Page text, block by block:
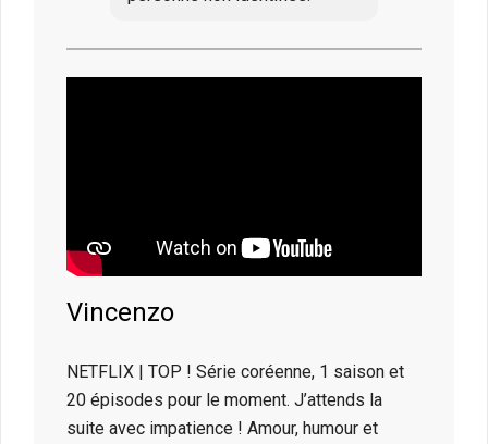
Vincenzo
NETFLIX | TOP ! Série coréenne, 1 saison et
20 épisodes pour le moment. J’attends la
suite avec impatience ! Amour, humour et